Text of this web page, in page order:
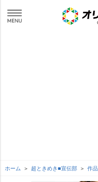
ホーム 超ときめき■宣伝部 作品